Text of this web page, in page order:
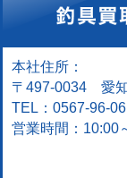
本社住所：
〒497-0034 愛
TEL：0567-96-
営業時間：